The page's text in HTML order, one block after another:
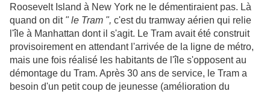
Roosevelt Island à New York ne le démentiraient pas. Là
quand on dit " le Tram ", c'est du tramway aérien qui relie
l'île à Manhattan dont il s'agit. Le Tram avait été construit
provisoirement en attendant l'arrivée de la ligne de métro,
mais une fois réalisé les habitants de l'île s'opposent au
démontage du Tram. Après 30 ans de service, le Tram a
besoin d'un petit coup de jeunesse (amélioration du